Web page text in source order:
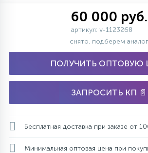
60 000 руб.
артикул: v-1123268
снято. подберём аналог
ПОЛУЧИТЬ ОПТОВУЮ
ЗАПРОСИТЬ КП 📄
Бесплатная доставка при заказе от
Минимальная оптовая цена при